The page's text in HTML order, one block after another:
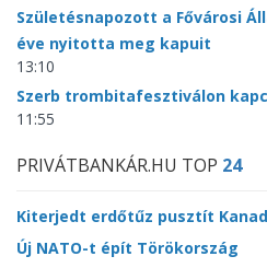
Születésnapozott a Fővárosi
éve nyitotta meg kapuit
13:10
Szerb trombitafesztiválon
11:55
PRIVÁTBANKÁR.HU TOP 24
Kiterjedt erdőtűz pusztít
Új NATO-t épít Törökország